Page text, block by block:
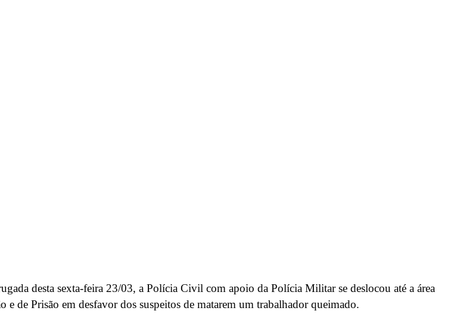
desta sexta-feira 23/03, a Polícia Civil com apoio da Polícia Militar se deslocou até a área
de Prisão em desfavor dos suspeitos de matarem um trabalhador queimado.